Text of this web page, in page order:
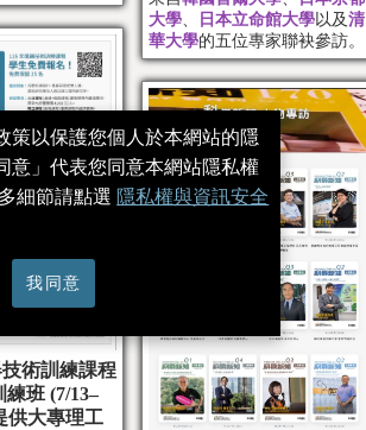
大學
日本立命館大學以及清
華大學的五位專家聯袂參訪。
技術訓練課程
練班 (7/13–
供大專理工
策以保護您個人於本網站的隱
意」代表您同意本網站隱私權
細節請點選 隱私權與資訊安全
我同意